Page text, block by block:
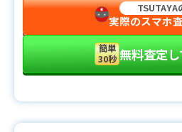
TSUTAYA
実際のスマホ
簡単
30秒 無料査定